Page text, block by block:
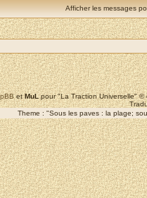
Afficher les messages
etMuLpour "La Traction Universelle"
Theme : "Sous les paves : la plage;